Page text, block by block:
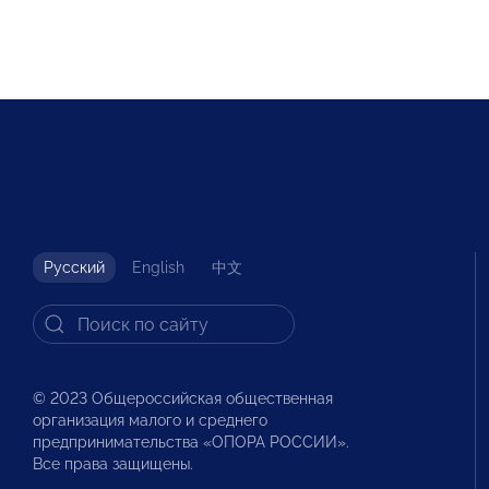
Русский English 中文
© 2023 Общероссийская общественная
организация малого и среднего
предпринимательства «ОПОРА РОССИИ».
Все права защищены.